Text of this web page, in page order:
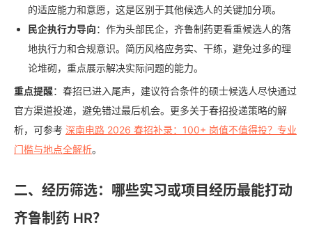
的适应能力和意愿，这是区别于其他候选人的关键加分项。
民企执行力导向：作为头部民企，齐鲁制药更看重候选人的落
地执行力和合规意识。简历风格应务实、干练，避免过多的理
论堆砌，重点展示解决实际问题的能力。
重点提醒：春招已进入尾声，建议符合条件的硕士候选人尽快通过
官方渠道投递，避免错过最后机会。更多关于春招投递策略的解
析，可参考 深南电路 2026 春招补录：100+ 岗值不值得投？专业
门槛与地点全解析。
二、经历筛选：哪些实习或项目经历最能打动
齐鲁制药 HR？